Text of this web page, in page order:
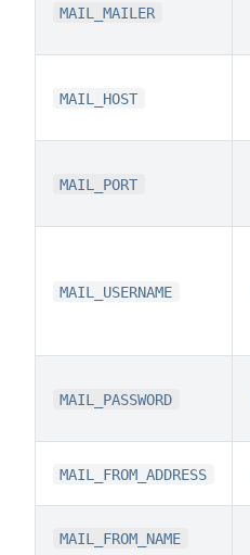
MAIL_MAILER
MAIL_HOST
MAIL_PORT
MAIL_USERNAME
MAIL_PASSWORD
MAIL_FROM_ADDRESS
MAIL_FROM_NAME